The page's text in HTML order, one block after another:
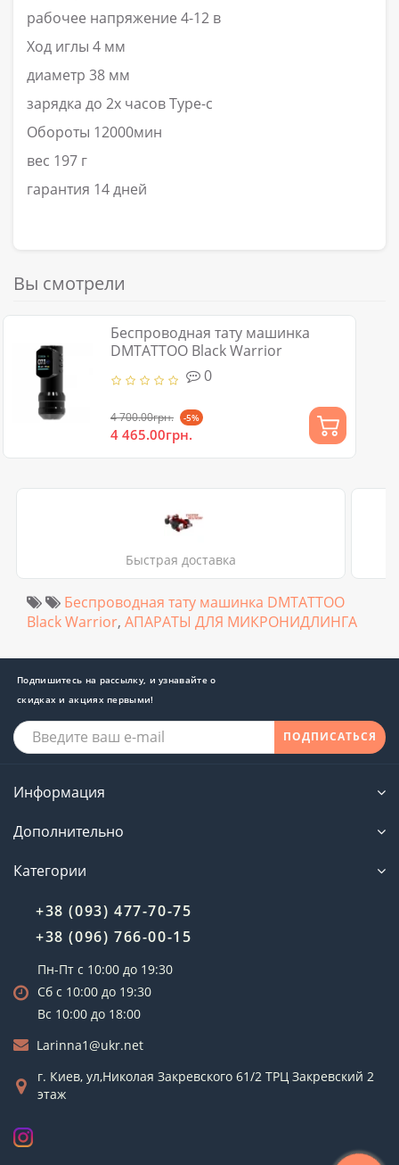
рабочее напряжение 4-12 в
Ход иглы 4 мм
диаметр 38 мм
зарядка до 2х часов Type-c
Обороты 12000мин
вес 197 г
гарантия 14 дней
Вы смотрели
Беспроводная тату машинка
DMTATTOO Black Warrior
0
4 700.00грн. -5%
4 465.00грн.
Быстрая доставка
Беспроводная тату машинка DMTATTOO
Black Warrior, АПАРАТЫ ДЛЯ МИКРОНИДЛИНГА
Подпишитесь на рассылку, и узнавайте о
скидках и акциях первыми!
ПОДПИСАТЬСЯ
Информация
Дополнительно
Категории
+38 (093) 477-70-75
+38 (096) 766-00-15
Пн-Пт с 10:00 до 19:30
Сб с 10:00 до 19:30
Вс 10:00 до 18:00
Larinna1@ukr.net
г. Киев, ул,Николая Закревского 61/2 ТРЦ Закревский 2
этаж